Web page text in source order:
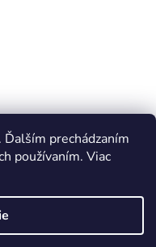
prechádzaním
používaním. Viac
distribúcia.
trh.